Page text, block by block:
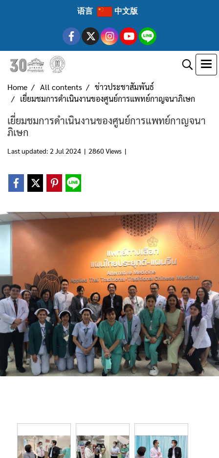
语言 中文版
Home All contents
ข่าวประชาสัมพันธ์
เยี่ยมชมการดำเนินงานของศูนย์การแพทย์กาญจนาภิเษก
เยี่ยมชมการดำเนินงานของศูนย์การแพทย์กาญจนา
ภิเษก
Last updated: 2 Jul 2024 | 2860 Views |